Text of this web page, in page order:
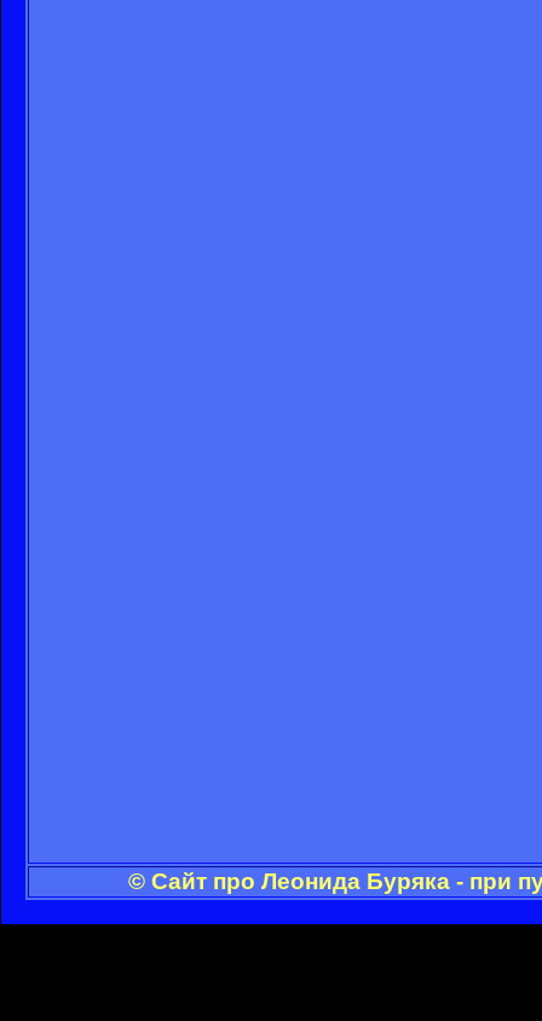
© Сайт про Леонида Буряка - при